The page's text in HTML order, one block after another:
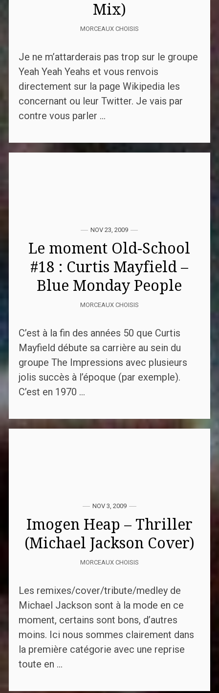
Mix)
MORCEAUX CHOISIS
Je ne m’attarderais pas trop sur le groupe
Yeah Yeah Yeahs et vous renvois
directement sur la page Wikipedia les
concernant ou leur Twitter. Je vais par
contre vous parler ...
NOV 23, 2009
Le moment Old-School
#18 : Curtis Mayfield –
Blue Monday People
MORCEAUX CHOISIS
C’est à la fin des années 50 que Curtis
Mayfield débute sa carrière au sein du
groupe The Impressions avec plusieurs
jolis succès à l’époque (par exemple).
C’est en 1970 ...
NOV 3, 2009
Imogen Heap – Thriller
(Michael Jackson Cover)
MORCEAUX CHOISIS
Les remixes/cover/tribute/medley de
Michael Jackson sont à la mode en ce
moment, certains sont bons, d’autres
moins. Ici nous sommes clairement dans
la première catégorie avec une reprise
toute en ...